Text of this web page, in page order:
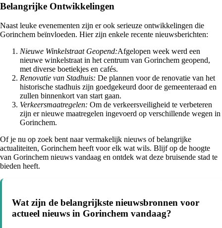
Belangrijke Ontwikkelingen
Naast leuke evenementen zijn er ook serieuze ontwikkelingen die
Gorinchem beïnvloeden. Hier zijn enkele recente nieuwsberichten:
Nieuwe Winkelstraat Geopend:Afgelopen week werd een
nieuwe winkelstraat in het centrum van Gorinchem geopend,
met diverse boetiekjes en cafés.
Renovatie van Stadhuis: De plannen voor de renovatie van het
historische stadhuis zijn goedgekeurd door de gemeenteraad en
zullen binnenkort van start gaan.
Verkeersmaatregelen: Om de verkeersveiligheid te verbeteren
zijn er nieuwe maatregelen ingevoerd op verschillende wegen in
Gorinchem.
Of je nu op zoek bent naar vermakelijk nieuws of belangrijke
actualiteiten, Gorinchem heeft voor elk wat wils. Blijf op de hoogte
van Gorinchem nieuws vandaag en ontdek wat deze bruisende stad te
bieden heeft.
Wat zijn de belangrijkste nieuwsbronnen voor
actueel nieuws in Gorinchem vandaag?